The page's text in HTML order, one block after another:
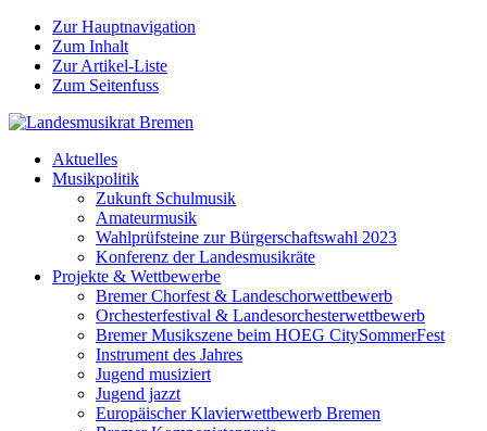
Zur Hauptnavigation
Zum Inhalt
Zur Artikel-Liste
Zum Seitenfuss
Aktuelles
Musikpolitik
Zukunft Schulmusik
Amateurmusik
Wahlprüfsteine zur Bürgerschaftswahl 2023
Konferenz der Landesmusikräte
Projekte & Wettbewerbe
Bremer Chorfest & Landeschorwettbewerb
Orchesterfestival & Landesorchesterwettbewerb
Bremer Musikszene beim HOEG CitySommerFest
Instrument des Jahres
Jugend musiziert
Jugend jazzt
Europäischer Klavierwettbewerb Bremen